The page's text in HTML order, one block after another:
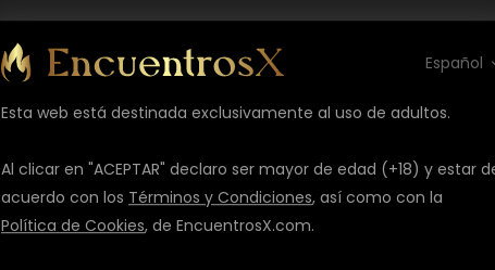
Español
Esta web está destinada exclusivamente al uso de adultos.
Al clicar en "ACEPTAR" declaro ser mayor de edad (+18) y estar
acuerdo con los Términos y Condiciones, así como con la
Política de Cookies, de EncuentrosX.com.